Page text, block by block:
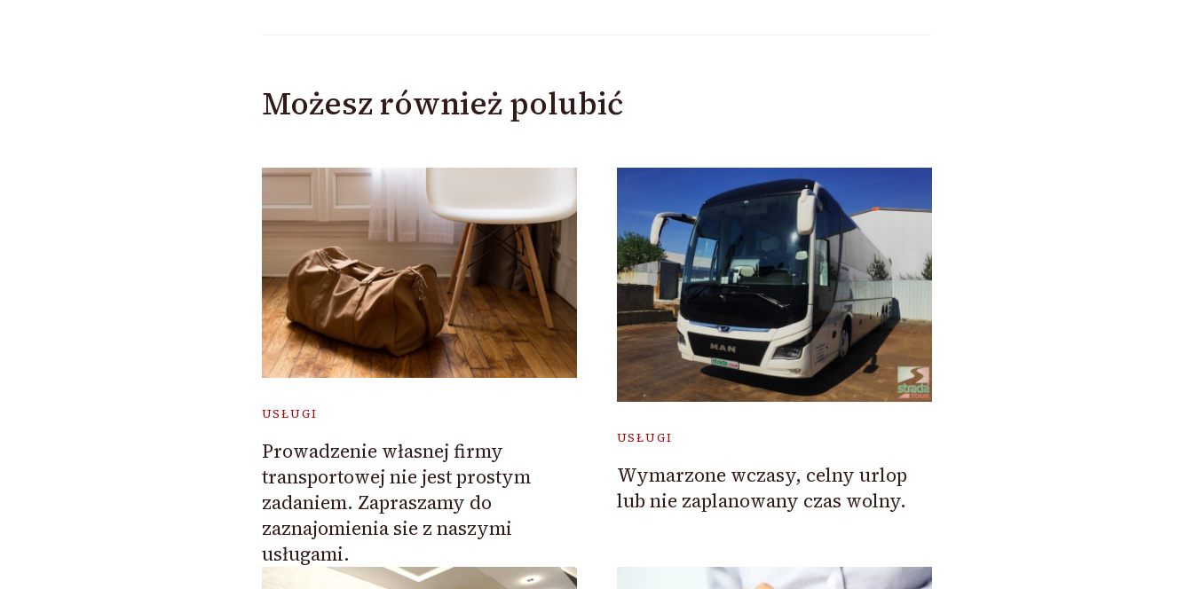
Możesz również polubić
USŁUGI
Prowadzenie własnej firmy
transportowej nie jest prostym
zadaniem. Zapraszamy do
zaznajomienia sie z naszymi
usługami.
USŁUGI
Wymarzone wczasy, celny urlop
lub nie zaplanowany czas wolny.